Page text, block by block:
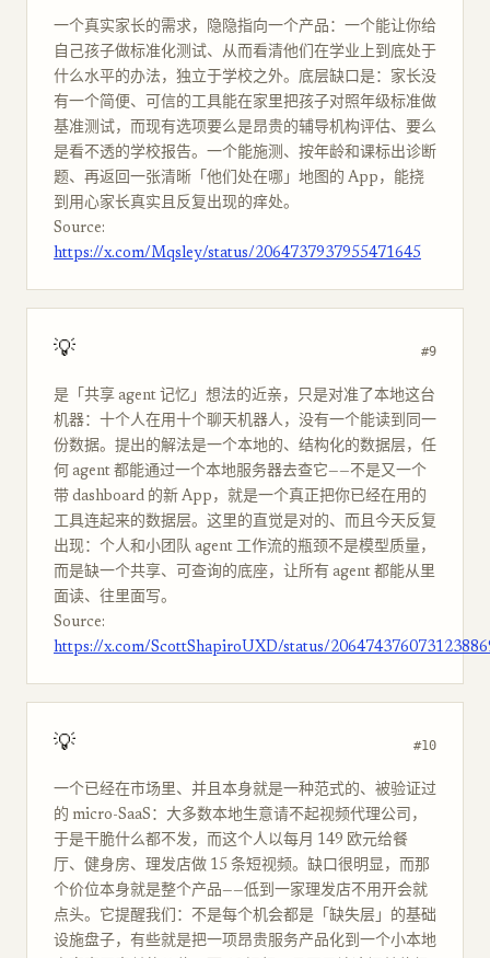
一个真实家长的需求，隐隐指向一个产品：一个能让你给
自己孩子做标准化测试、从而看清他们在学业上到底处于
什么水平的办法，独立于学校之外。底层缺口是：家长没
有一个简便、可信的工具能在家里把孩子对照年级标准做
基准测试，而现有选项要么是昂贵的辅导机构评估、要么
是看不透的学校报告。一个能施测、按年龄和课标出诊断
题、再返回一张清晰「他们处在哪」地图的 App，能挠
到用心家长真实且反复出现的痒处。
Source:
https://x.com/Mqsley/status/2064737937955471645
💡 #9
是「共享 agent 记忆」想法的近亲，只是对准了本地这台
机器：十个人在用十个聊天机器人，没有一个能读到同一
份数据。提出的解法是一个本地的、结构化的数据层，任
何 agent 都能通过一个本地服务器去查它——不是又一个
带 dashboard 的新 App，就是一个真正把你已经在用的
工具连起来的数据层。这里的直觉是对的、而且今天反复
出现：个人和小团队 agent 工作流的瓶颈不是模型质量，
而是缺一个共享、可查询的底座，让所有 agent 都能从里
面读、往里面写。
Source:
https://x.com/ScottShapiroUXD/status/
💡 #10
一个已经在市场里、并且本身就是一种范式的、被验证过
的 micro-SaaS：大多数本地生意请不起视频代理公司，
于是干脆什么都不发，而这个人以每月 149 欧元给餐
厅、健身房、理发店做 15 条短视频。缺口很明显，而那
个价位本身就是整个产品——低到一家理发店不用开会就
点头。它提醒我们：不是每个机会都是「缺失层」的基础
设施盘子，有些就是把一项昂贵服务产品化到一个小本地